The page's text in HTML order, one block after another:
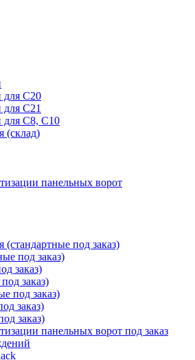
для С20
для С21
для С8, С10
(склад)
панельных ворот
под заказ)
под заказ)
заказ)
заказ)
под заказ)
заказ)
заказ)
панельных ворот под заказ